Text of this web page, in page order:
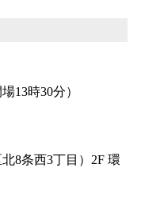
13時30分）
8条西3丁目）2F 環